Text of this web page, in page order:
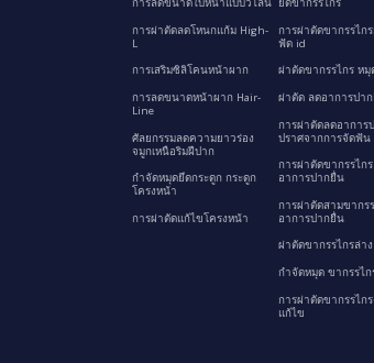
การลดขนาดใบหน้าแบบวีไลน์
การผ่าตัดลดโหนกแก้ม High-
L
การเสริมซิลิโคนหน้าผาก
การลดขนาดหน้าผาก Hair-
Line
ศัลยกรรมลดความยาวร่อง
จมูกเหนือริมฝีปาก
กำจัดหมุดยึดกระดูก กระดูก
โครงหน้า
การผ่าตัดแก้ไขโครงหน้า
ยึดขากรรไกร
การผ่าตัดขากรรไก
ฟัด id
ผ่าตัดขากรรไกร ห
ผ่าตัด ลดอาการปา
การผ่าตัดลดอาการ
ปราศจากการจัดฟัน
การผ่าตัดขากรรไก
อาการปากยื่น
การผ่าตัดสามขากร
อาการปากยื่น
ผ่าตัดขากรรไกรล่า
กำจัดหมุด ขากรรไก
การผ่าตัดขากรรไก
แก้ไข